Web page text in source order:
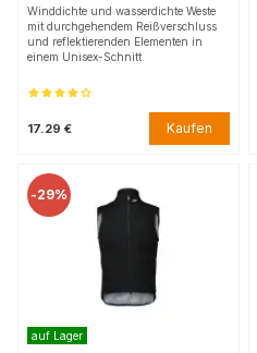
Winddichte und wasserdichte Weste
mit durchgehendem Reißverschluss
und reflektierenden Elementen in
einem Unisex-Schnitt.
17.29 € Kaufen
-29%
auf Lager